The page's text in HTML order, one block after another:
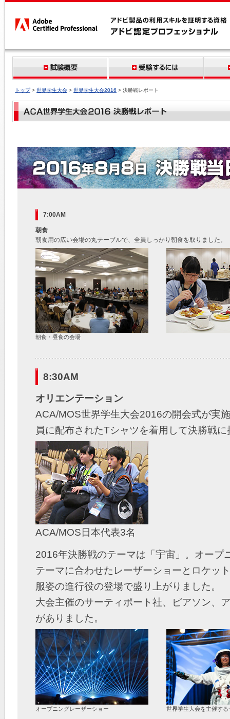
トップ> 世界学生大会 > 世界学生大会2016 > 決勝戦レポート
7:00AM
朝食
朝食用の広い会場の丸テーブルで、全員しっかり朝食を取りました。
朝食・昼食の会場
8:30AM
オリエンテーション
ACA/MOS世界学生大会2016の開会式が実
員に配布されたTシャツを着用して決勝戦
ACA/MOS日本代表3名
2016年決勝戦のテーマは「宇宙」。オープ
テーマに合わせたレーザーショーとロケッ
服姿の進行役の登場で盛り上がりました。
大会主催のサーティポート社、ピアソン、
がありました。
オープニングレーザーショー 世界学生大会を主催す